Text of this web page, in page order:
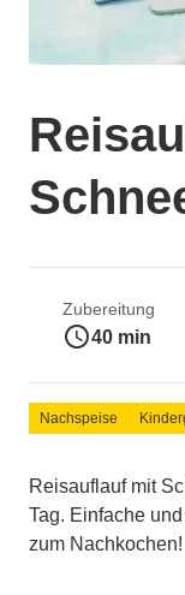
Zubereitung
access_time40 min
Nachspeise
Reisauflauf mit
Tag. Einfache
zum Nachkochen!